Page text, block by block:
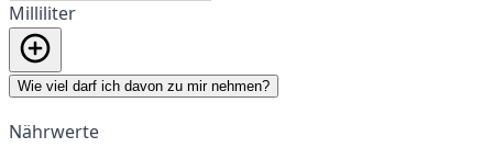
Milliliter
Wie viel darf ich davon zu mir nehmen?
Nährwerte